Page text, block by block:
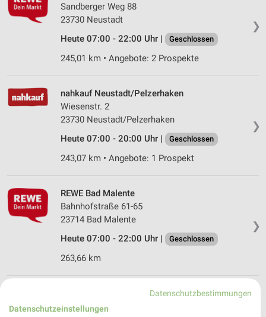
❯
Sandberger Weg 88
23730 Neustadt
Heute 07:00 - 22:00 Uhr |
Geschlossen
245,01 km • Angebote: 2 Prospekte
❯
nahkauf Neustadt/Pelzerhaken
Wiesenstr. 2
23730 Neustadt/Pelzerhaken
Heute 07:00 - 20:00 Uhr |
Geschlossen
243,07 km • Angebote: 1 Prospekt
❯
REWE Bad Malente
Bahnhofstraße 61-65
23714 Bad Malente
Heute 07:00 - 22:00 Uhr |
Geschlossen
263,66 km
Markant Markt Malente
Bahnhofstraße 42
Datenschutzbestimmungen
Datenschutzeinstellungen